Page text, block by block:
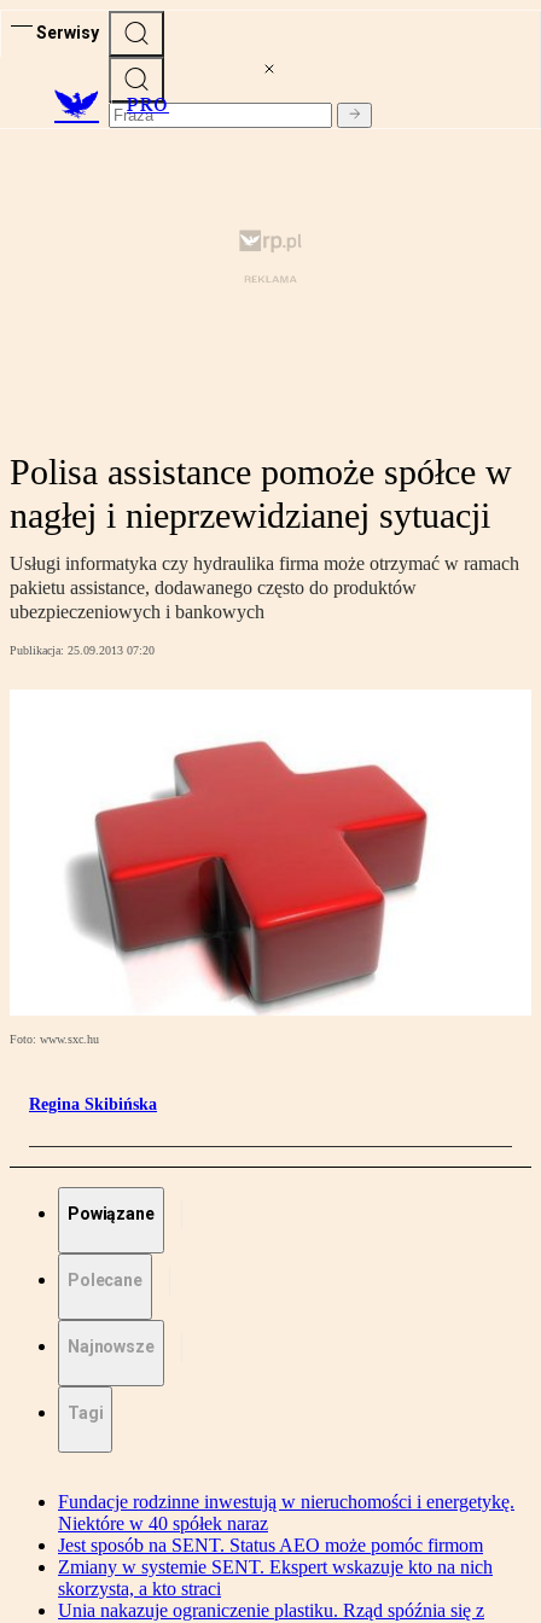
Serwisy
PRO
Polisa assistance pomoże spółce w
nagłej i nieprzewidzianej sytuacji
Usługi informatyka czy hydraulika firma może otrzymać w ramach
pakietu assistance, dodawanego często do produktów
ubezpieczeniowych i bankowych
Publikacja: 25.09.2013 07:20
Foto: www.sxc.hu
Regina Skibińska
Powiązane
Polecane
Najnowsze
Tagi
Fundacje rodzinne inwestują w nieruchomości i energetykę.
Niektóre w 40 spółek naraz
Jest sposób na SENT. Status AEO może pomóc firmom
Zmiany w systemie SENT. Ekspert wskazuje kto na nich
skorzysta, a kto straci
Unia nakazuje ograniczenie plastiku. Rząd spóźnia się z